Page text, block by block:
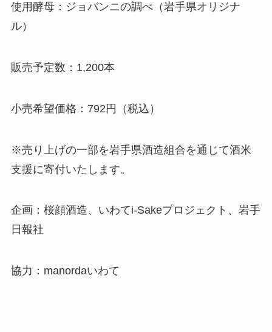
使用酵母：ジョバンニの調べ（岩手県オリジナ
ル）
販売予定数：1,200本
小売希望価格：792円（税込）
※売り上げの一部を岩手県酒造組合を通じて酒米
支援に寄付いたします。
企画：桜顔酒造、いわてi-Sakeプロジェクト、岩手
日報社
協力：manordaいわて